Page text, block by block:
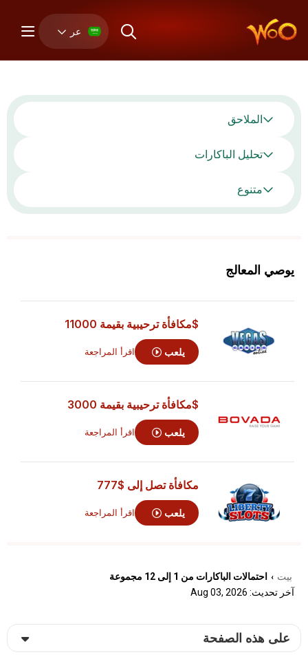
عر
الملاحق
تحليل الباكارات
متنوع
يوصي المعالج
$مكافأة ترحيبية بقيمة 11000
يلعب اقرأ المراجعة
$مكافأة ترحيبية بقيمة 3000
يلعب اقرأ المراجعة
مكافأة تصل إلى$777
يلعب اقرأ المراجعة
بيت › احتمالات الباكارات من 1 إلى 12 مجموعة
آخر تحديث: Aug 03, 2026
على هذه الصفحة